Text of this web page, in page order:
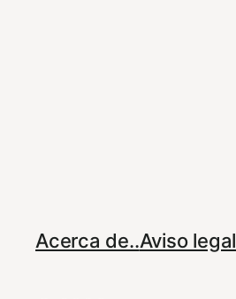
Acerca de..Aviso legal